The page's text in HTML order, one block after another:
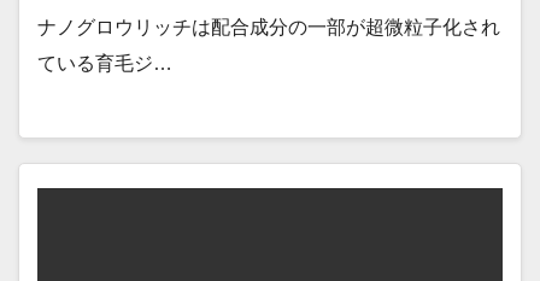
ナノグロウリッチは配合成分の一部が超微粒子化され
ている育毛ジ…